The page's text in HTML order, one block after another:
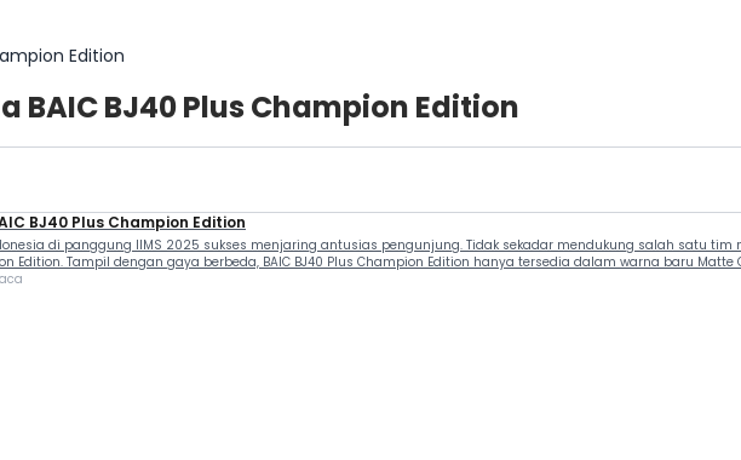
Edition
BJ40 Plus Champion Edition
BJ40 Plus Champion Edition
di panggung IIMS 2025 sukses menjaring antusias pengunjung. Tidak sekadar mendukung salah satu
Edition. Tampil dengan gaya berbeda, BAIC BJ40 Plus Champion Edition hanya tersedia dalam warna baru